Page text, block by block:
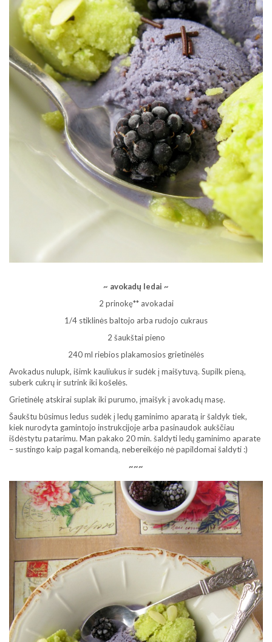
~ avokadų ledai ~
2 prinokę** avokadai
1/4 stiklinės baltojo arba rudojo cukraus
2 šaukštai pieno
240 ml riebios plakamosios grietinėlės
Avokadus nulupk, išimk kauliukus ir sudėk į maišytuvą. Supilk pieną,
suberk cukrų ir sutrink iki košelės.
Grietinėlę atskirai suplak iki purumo, įmaišyk į avokadų masę.
Šaukštu būsimus ledus sudėk į ledų gaminimo aparatą ir šaldyk tiek,
kiek nurodyta gamintojo instrukcijoje arba pasinaudok aukščiau
išdėstytu patarimu. Man pakako 20 min. šaldyti ledų gaminimo aparate
– sustingo kaip pagal komandą, nebereikėjo nė papildomai šaldyti :)
~~~